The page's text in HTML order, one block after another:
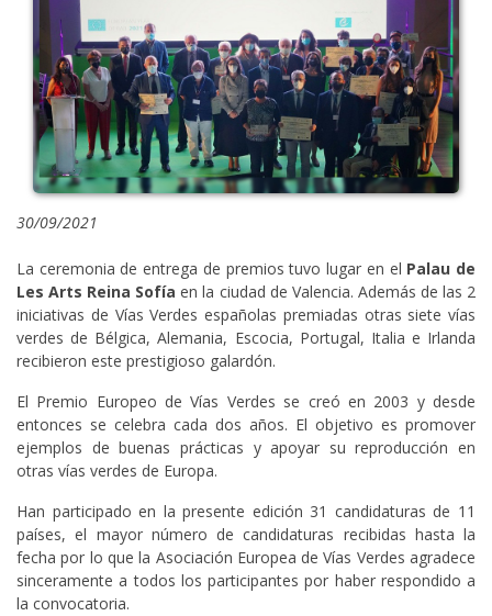
30/09/2021
La ceremonia de entrega de premios tuvo lugar en el Palau de
Les Arts Reina Sofía en la ciudad de Valencia. Además de las 2
iniciativas de Vías Verdes españolas premiadas otras siete vías
verdes de Bélgica, Alemania, Escocia, Portugal, Italia e Irlanda
recibieron este prestigioso galardón.
El Premio Europeo de Vías Verdes se creó en 2003 y desde
entonces se celebra cada dos años. El objetivo es promover
ejemplos de buenas prácticas y apoyar su reproducción en
otras vías verdes de Europa.
Han participado en la presente edición 31 candidaturas de 11
países, el mayor número de candidaturas recibidas hasta la
fecha por lo que la Asociación Europea de Vías Verdes agradece
sinceramente a todos los participantes por haber respondido a
la convocatoria.